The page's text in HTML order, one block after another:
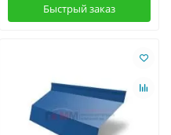
Быстрый заказ